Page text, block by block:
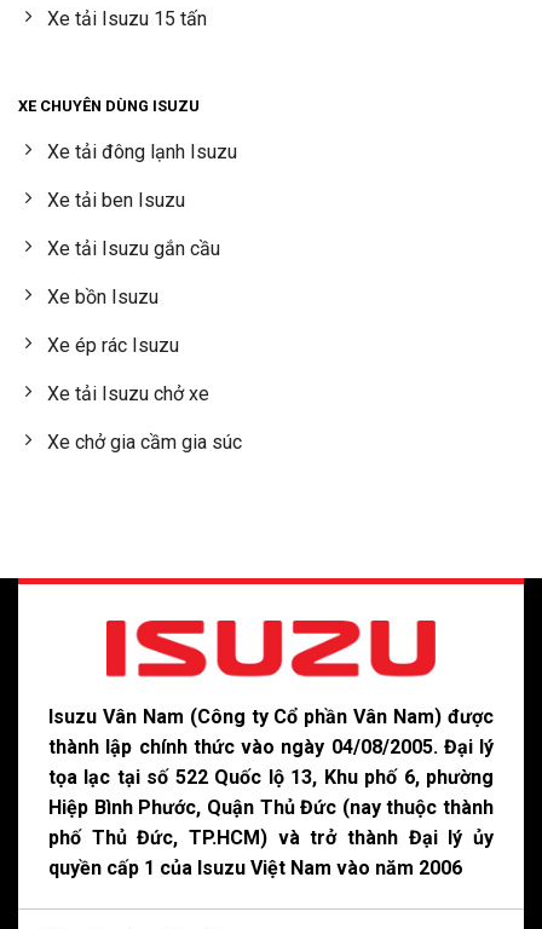
Xe tải Isuzu 15 tấn
XE CHUYÊN DÙNG ISUZU
Xe tải đông lạnh Isuzu
Xe tải ben Isuzu
Xe tải Isuzu gắn cầu
Xe bồn Isuzu
Xe ép rác Isuzu
Xe tải Isuzu chở xe
Xe chở gia cầm gia súc
Isuzu Vân Nam (Công ty Cổ phần Vân Nam) được
thành lập chính thức vào ngày 04/08/2005. Đại lý
tọa lạc tại số 522 Quốc lộ 13, Khu phố 6, phường
Hiệp Bình Phước, Quận Thủ Đức (nay thuộc thành
phố Thủ Đức, TP.HCM) và trở thành Đại lý ủy
quyền cấp 1 của Isuzu Việt Nam vào năm 2006